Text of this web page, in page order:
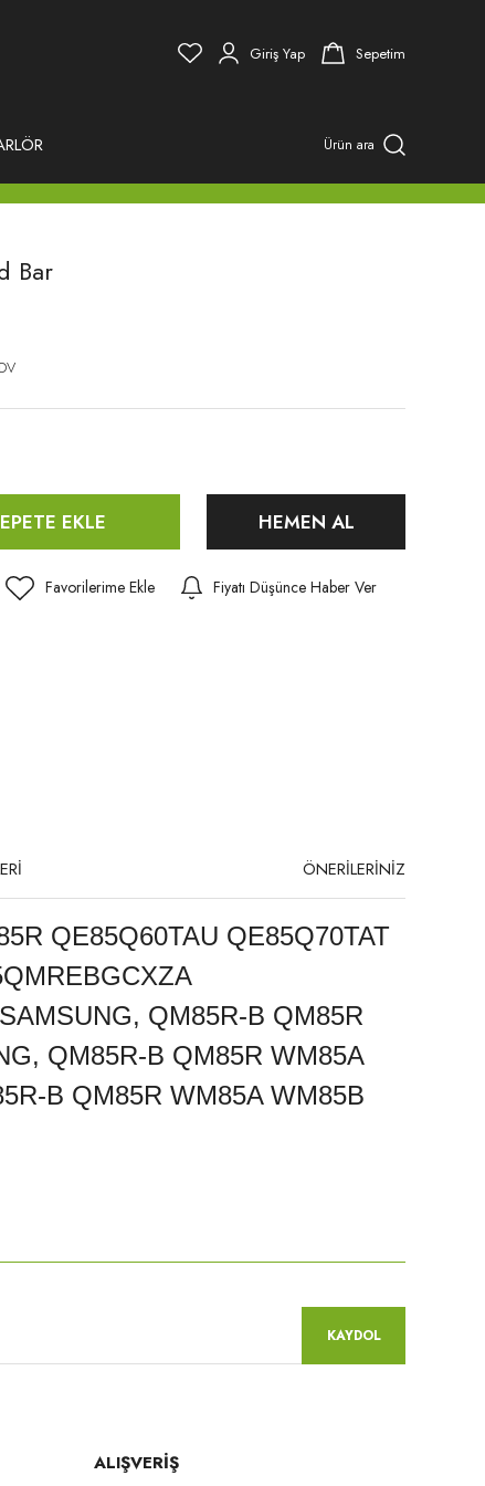
Giriş Yap Sepetim
Ürün ara
Bar
EKLE HEMEN AL
Fiyatı Düşünce Haber Ver
ÖNERİLERİNİZ
QE85Q60TAU QE85Q70TAT
QM85R-B QM85R
QM85R-B QM85R WM85A
B QM85R WM85A WM85B
KAYDOL
ALIŞVERİŞ